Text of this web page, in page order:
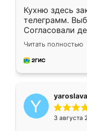
Кухню здесь
телеграмм.
Согласовали
недели кухня
довольны
мебель за
Читать полностью
3 августа